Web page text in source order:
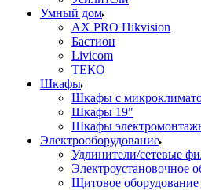
Умный дом
AX PRO Hikvision
Бастион
Livicom
ТЕКО
Шкафы
Шкафы с
Шкафы 19"
Шкафы
Электрооборудование
Удлинители/сетевые
Электроустановочное
Щитовое оборудование